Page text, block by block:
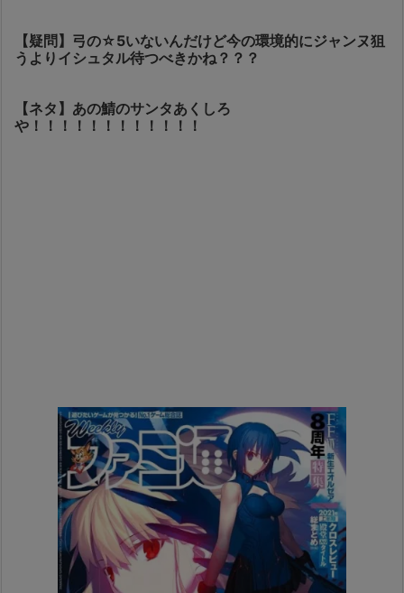
【疑問】弓の☆5いないんだけど今の環境的にジャンヌ狙
うよりイシュタル待つべきかね？？？
【ネタ】あの鯖のサンタあくしろ
や！！！！！！！！！！！！